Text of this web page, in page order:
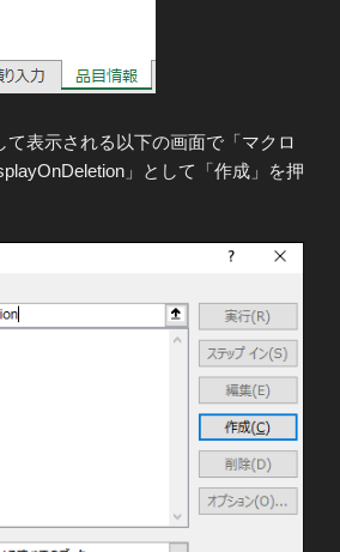
表示される以下の画面で「マクロ
」として「作成」を押